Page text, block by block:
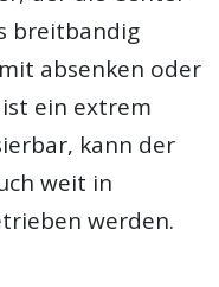
breitbandig
absenken oder
ist ein extrem
kann der
weit in
werden.